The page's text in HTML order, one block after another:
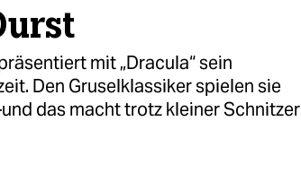
mit „Dracula“ sein
Den Gruselklassiker spielen sie
das macht trotz kleiner Schnitzer